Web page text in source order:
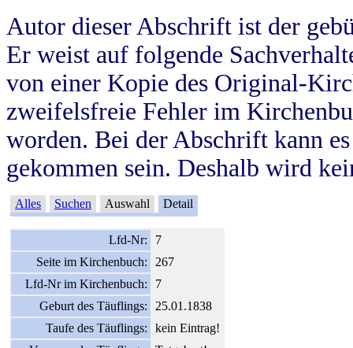
Autor dieser Abschrift ist der
Er weist auf folgende
von einer Kopie des Original-
zweifelsfreie Fehler im
worden. Bei der Abschrift kann
gekommen sein. Deshalb wird
Alles Suchen Auswahl Detail
Lfd-Nr:
7
Seite im Kirchenbuch:
267
Lfd-Nr im Kirchenbuch:
7
Geburt des Täuflings:
25.01.1838
Taufe des Täuflings:
kein Eintrag!